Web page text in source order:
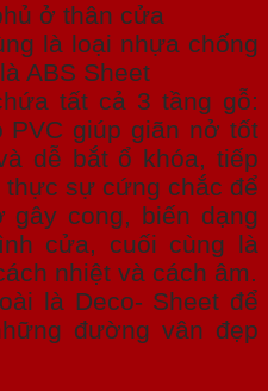
ở thân cửa
là loại nhựa chống
ABS Sheet
tất cả 3 tầng gỗ:
giúp giãn nở tốt
dễ bắt ổ khóa, tiếp
sự cứng chắc để
gây cong, biến dạng
cửa, cuối cùng là
nhiệt và cách âm.
là Deco- Sheet để
đường vân đẹp